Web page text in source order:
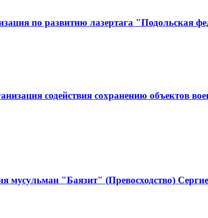
по развитию лазертага "Подольская
содействия сохранению
мусульман "Баязит" (Превосходство)